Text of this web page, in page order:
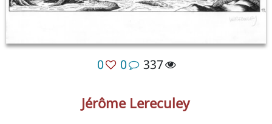
0 0 337
Jérôme Lereculey